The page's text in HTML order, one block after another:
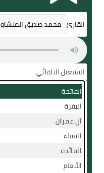
القارئ
التشغيل التلقائي
الفاتحة
البقرة
آل عمران
النساء
المائدة
الأنعام